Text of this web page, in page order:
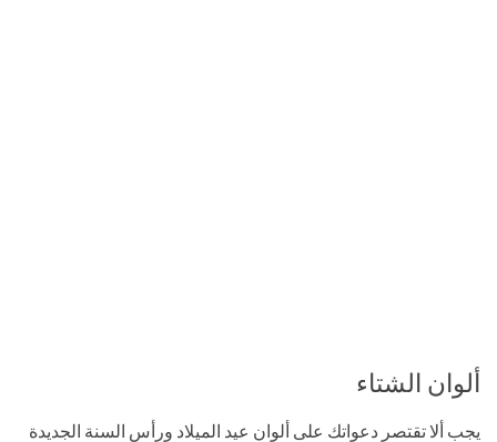
ألوان الشتاء
يجب ألا تقتصر دعواتك على ألوان عيد الميلاد ورأس السنة الجديدة